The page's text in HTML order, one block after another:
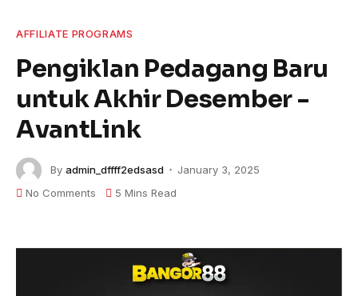
AFFILIATE PROGRAMS
Pengiklan Pedagang Baru
untuk Akhir Desember -
AvantLink
By admin_dffff2edsasd
January 3, 2025
No Comments
5 Mins Read